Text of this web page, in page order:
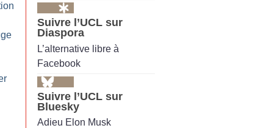
Suivre l’UCL sur
Diaspora
L’alternative libre à
Facebook
Suivre l’UCL sur
Bluesky
Adieu Elon Musk